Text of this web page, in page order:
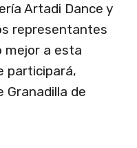
Artadi Dance y
representantes
mejor a esta
participará,
Granadilla de